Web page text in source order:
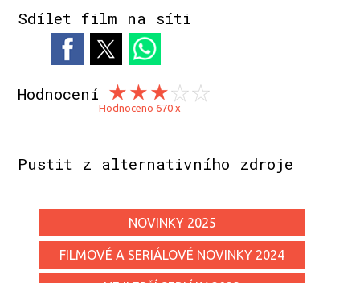
Sdílet film na síti
Hodnocení
Hodnoceno 670 x
Pustit z alternativního zdroje
NOVINKY 2025
FILMOVÉ A SERIÁLOVÉ NOVINKY 2024